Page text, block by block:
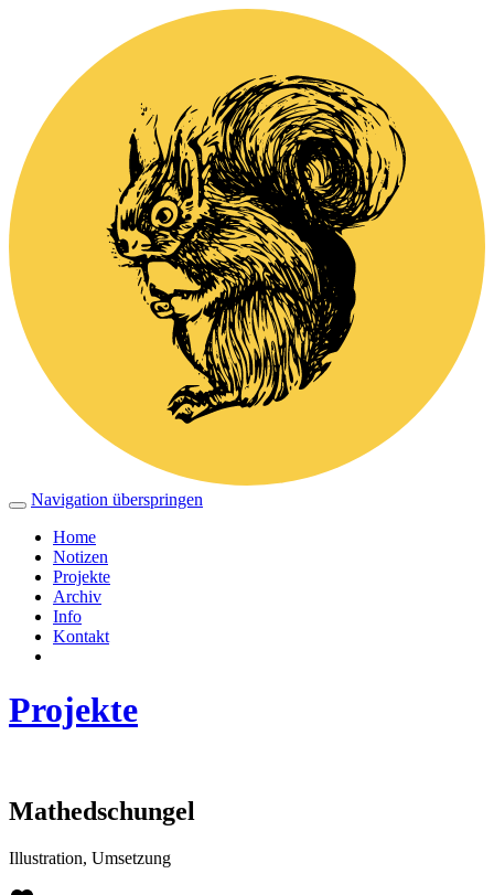
Navigation überspringen
Home
Notizen
Projekte
Archiv
Info
Kontakt
Projekte
Mathedschungel
Illustration, Umsetzung